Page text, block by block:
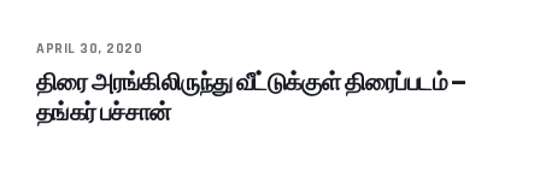
APRIL 30, 2020
திரை அரங்கிலிருந்து வீட்டுக்குள் திரைப்படம் –
தங்கர் பச்சான்